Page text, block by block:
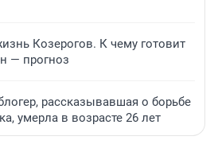
Козерогов. К чему готовит
— прогноз
рассказывавшая о борьбе
умерла в возрасте 26 лет